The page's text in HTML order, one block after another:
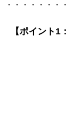
・・・・・・・
【ポイント1